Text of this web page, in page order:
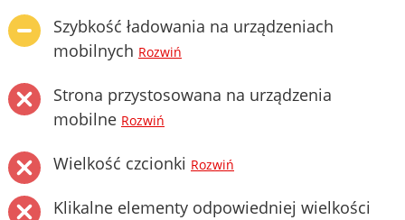
Szybkość ładowania na urządzeniach
mobilnych Rozwiń
Strona przystosowana na urządzenia
mobilne Rozwiń
Wielkość czcionki Rozwiń
Klikalne elementy odpowiedniej wielkości